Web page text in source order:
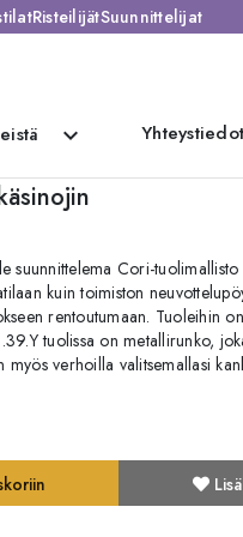
RisteilijätSuunnittelijat
expand_more Yhteystiedot
suunnittelema Cori-
kuin toimiston
rentoutumaan. Tuoleihin
tuolissa on metallirunko,
myös verhoilla valitsemallasi